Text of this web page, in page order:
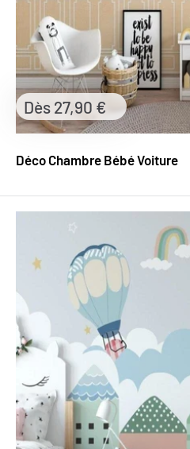
Déco Chambre Bébé Voiture
Prix
réduit
Dès 27,90 €